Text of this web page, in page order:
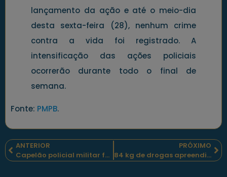
lançamento da ação e até o meio-dia
desta sexta-feira (28), nenhum crime
contra a vida foi registrado. A
intensificação das ações policiais
ocorrerão durante todo o final de
semana.
Fonte: PMPB.
ANTERIOR
Capelão policial militar foi homenageado no Centro de Ensino da Polícia Militar de Santa Catarina
PRÓXIMO
84 kg de drogas apreendidos e dois homens presos pelos policiais militares paulistas, em Itapira-SP